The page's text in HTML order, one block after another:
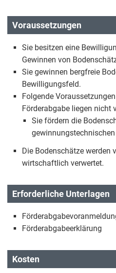
Voraussetzungen
Sie besitzen eine
Gewinnen von
Sie gewinnen bergfreie
Bewilligungsfeld.
Folgende
Förderabgabe liegen nicht
Sie fördern die
Die Bodenschätze werden
wirtschaftlich verwertet.
Erforderliche Unterlagen
Förderabgabeerklärung
Kosten